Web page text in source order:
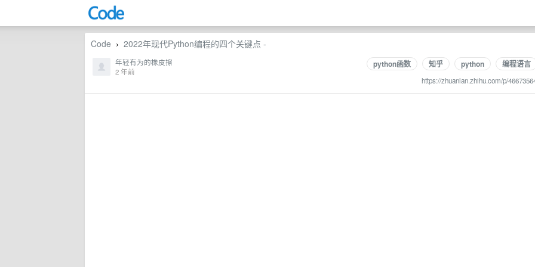
Code › 2022年现代Python编程的四个关键点 -
python函数 知乎 python 编程语言
https://zhuanlan.zhihu.com/p/
年轻有为的橡皮擦
2 年前